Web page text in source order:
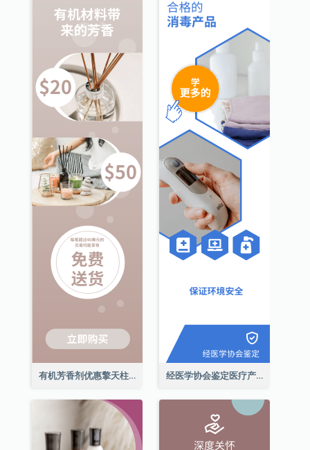
有机芳香剂优惠擎天柱广告 经医学协会鉴定医疗产品擎天柱广告